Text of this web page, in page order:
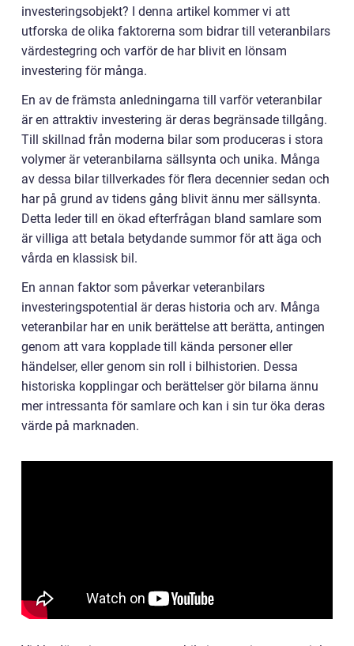
investeringsobjekt? I denna artikel kommer vi att
utforska de olika faktorerna som bidrar till veteranbilars
värdestegring och varför de har blivit en lönsam
investering för många.
En av de främsta anledningarna till varför veteranbilar
är en attraktiv investering är deras begränsade tillgång.
Till skillnad från moderna bilar som produceras i stora
volymer är veteranbilarna sällsynta och unika. Många
av dessa bilar tillverkades för flera decennier sedan och
har på grund av tidens gång blivit ännu mer sällsynta.
Detta leder till en ökad efterfrågan bland samlare som
är villiga att betala betydande summor för att äga och
vårda en klassisk bil.
En annan faktor som påverkar veteranbilars
investeringspotential är deras historia och arv. Många
veteranbilar har en unik berättelse att berätta, antingen
genom att vara kopplade till kända personer eller
händelser, eller genom sin roll i bilhistorien. Dessa
historiska kopplingar och berättelser gör bilarna ännu
mer intressanta för samlare och kan i sin tur öka deras
värde på marknaden.